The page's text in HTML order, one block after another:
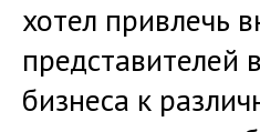
хотел привлечь
представителей
бизнеса к